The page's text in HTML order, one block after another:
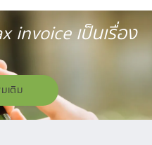
invoice เป็นเรื่อง
เติม